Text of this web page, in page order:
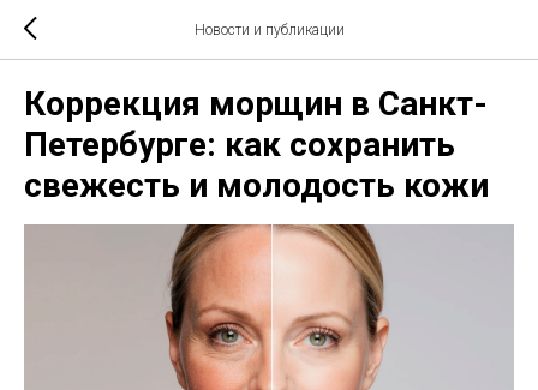
Новости и публикации
Коррекция морщин в Санкт-
Петербурге: как сохранить
свежесть и молодость кожи